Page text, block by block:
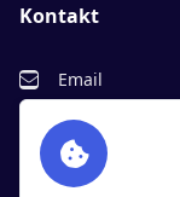
Kontakt
Email
Facebook
Twitter